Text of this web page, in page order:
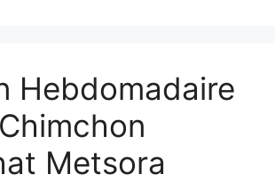
Hebdomadaire
Chimchon
Metsora